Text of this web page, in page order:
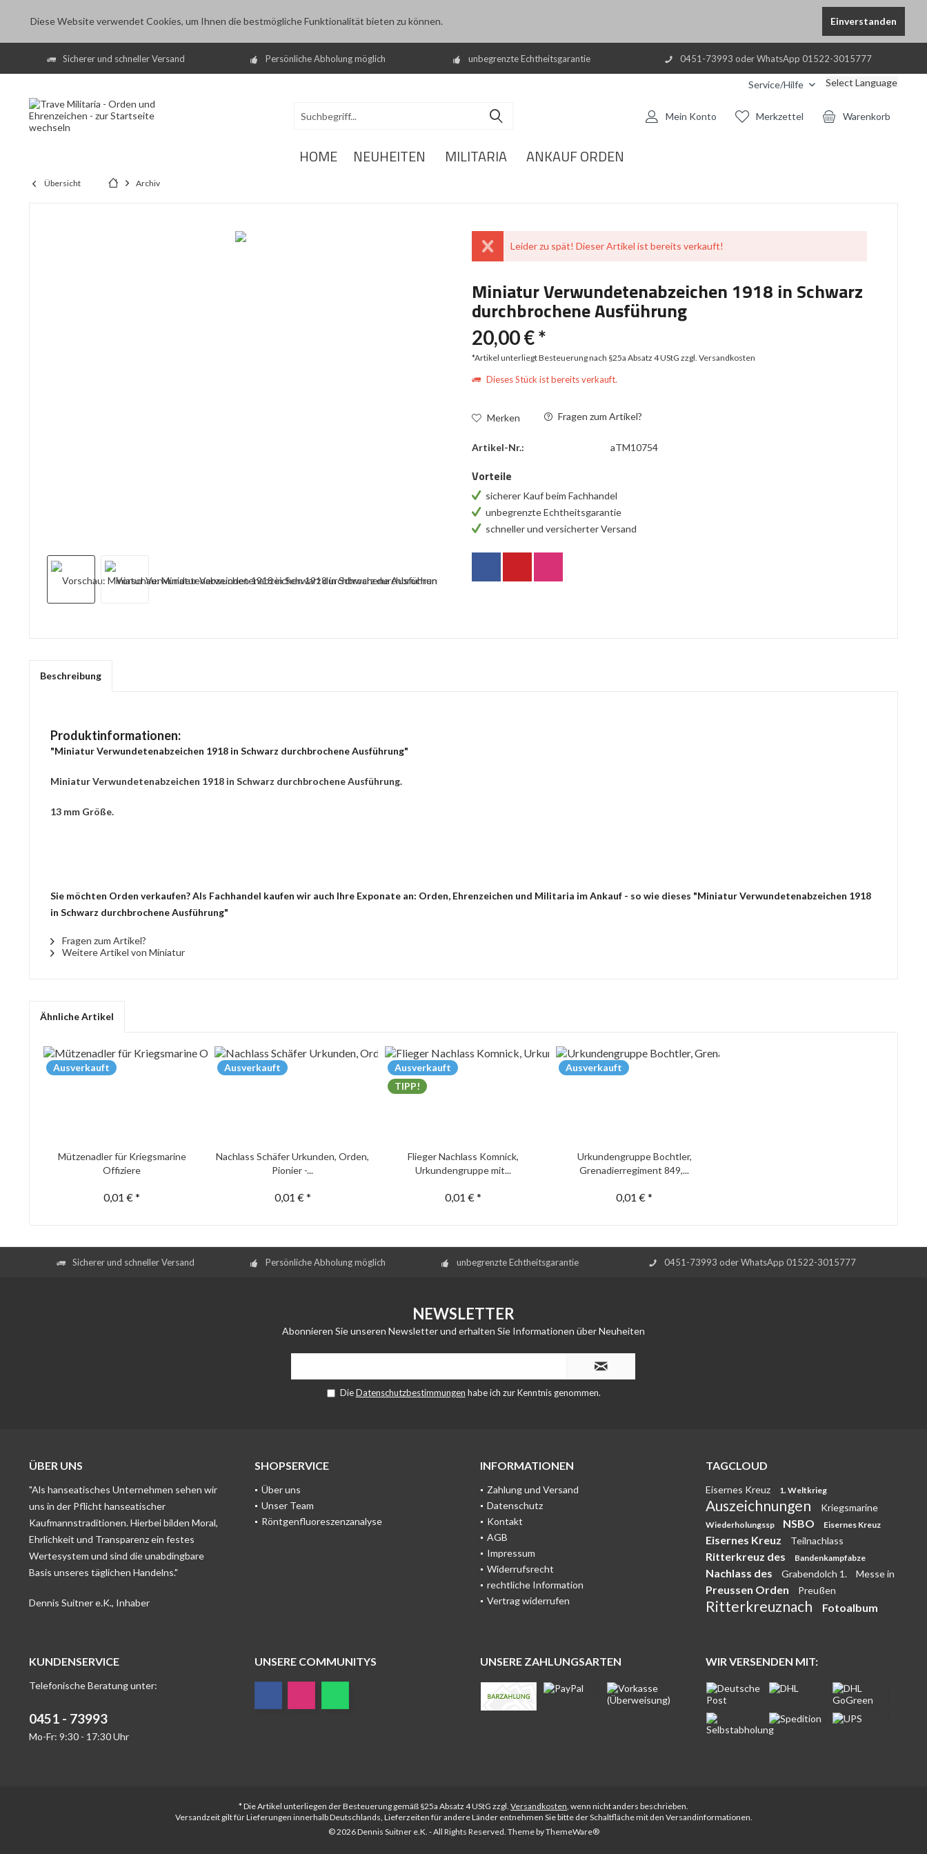
Diese Website verwendet Cookies, um Ihnen die bestmögliche Funktionalität bieten zu können. Einverstanden
Sicherer und schneller Versand Persönliche Abholung möglich unbegrenzte Echtheitsgarantie 0451-73993 oder WhatsApp 01522-3015777
Service/Hilfe Select Language
Warenkorb
Merkzettel
Mein Konto
HOME NEUHEITEN MILITARIA ANKAUF ORDEN
Übersicht Archiv
Leider zu spät! Dieser Artikel ist bereits verkauft!
Miniatur Verwundetenabzeichen 1918 in Schwarz
durchbrochene Ausführung
20,00 € *
*Artikel unterliegt Besteuerung nach §25a Absatz 4 UStGzzgl. Versandkosten
Dieses Stück ist bereits verkauft.
Merken Fragen zum Artikel?
Artikel-Nr.: aTM10754
Vorteile
sicherer Kauf beim Fachhandel
unbegrenzte Echtheitsgarantie
schneller und versicherter Versand
Beschreibung
Produktinformationen:
"Miniatur Verwundetenabzeichen 1918 in Schwarz durchbrochene Ausführung"
Miniatur Verwundetenabzeichen 1918 in Schwarz durchbrochene Ausführung.
13 mm Größe.
Sie möchten Orden verkaufen? Als Fachhandel kaufen wir auch Ihre Exponate an: Orden, Ehrenzeichen und Militaria im Ankauf - so wie dieses "Miniatur Verwundetenabzeichen 1918
in Schwarz durchbrochene Ausführung"
Fragen zum Artikel?
Weitere Artikel von Miniatur
Ähnliche Artikel
Ausverkauft
Mützenadler für Kriegsmarine
Offiziere
0,01 € *
Ausverkauft
Nachlass Schäfer Urkunden, Orden,
Pionier -...
0,01 € *
Ausverkauft
TIPP!
Flieger Nachlass Komnick,
Urkundengruppe mit...
0,01 € *
Ausverkauft
Urkundengruppe Bochtler,
Grenadierregiment 849,...
0,01 € *
Sicherer und schneller Versand Persönliche Abholung möglich unbegrenzte Echtheitsgarantie 0451-73993 oder WhatsApp 01522-3015777
NEWSLETTER
Abonnieren Sie unseren Newsletter und erhalten Sie Informationen über Neuheiten
DieDatenschutzbestimmungen habe ich zur Kenntnis genommen.
ÜBER UNS
"Als hanseatisches Unternehmen sehen wir
uns in der Pflicht hanseatischer
Kaufmannstraditionen. Hierbei bilden Moral,
Ehrlichkeit und Transparenz ein festes
Wertesystem und sind die unabdingbare
Basis unseres täglichen Handelns."
Dennis Suitner e.K., Inhaber
SHOPSERVICE
Über uns
Unser Team
Röntgenfluoreszenzanalyse
INFORMATIONEN
Zahlung und Versand
Datenschutz
Kontakt
AGB
Impressum
Widerrufsrecht
rechtliche Information
Vertrag widerrufen
TAGCLOUD
Eisernes Kreuz 1. Weltkrieg
Auszeichnungen Kriegsmarine
Wiederholungssp NSBO Eisernes Kreuz
Eisernes Kreuz Teilnachlass
Ritterkreuz des Bandenkampfabze
Nachlass des Grabendolch 1. Messe in
Preussen Orden Preußen
Ritterkreuznach Fotoalbum
KUNDENSERVICE
Telefonische Beratung unter:
0451 - 73993
Mo-Fr: 9:30 - 17:30 Uhr
UNSERE COMMUNITYS UNSERE ZAHLUNGSARTEN WIR VERSENDEN MIT:
* Die Artikel unterliegen der Besteuerung gemäß §25a Absatz 4 UStG zzgl. Versandkosten, wenn nicht anders beschrieben.
Versandzeit gilt für Lieferungen innerhalb Deutschlands, Lieferzeiten für andere Länder entnehmen Sie bitte der Schaltfläche mit den Versandinformationen.
© 2026 Dennis Suitner e.K. - All Rights Reserved. Theme byThemeWare®